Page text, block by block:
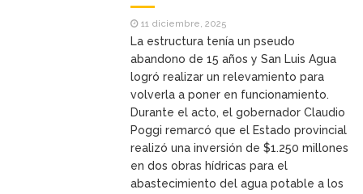
11 diciembre, 2025
La estructura tenía un pseudo
abandono de 15 años y San Luis Agua
logró realizar un relevamiento para
volverla a poner en funcionamiento.
Durante el acto, el gobernador Claudio
Poggi remarcó que el Estado provincial
realizó una inversión de $1.250 millones
en dos obras hídricas para el
abastecimiento del agua potable a los